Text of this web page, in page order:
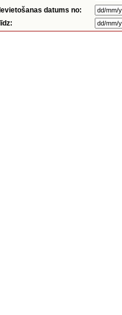
Ievietošanas datums no:
līdz: